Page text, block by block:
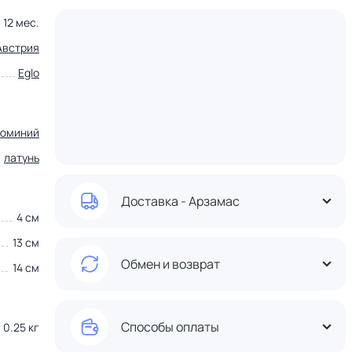
12 мес.
Eglo
латунь
4 см
13 см
14 см
0.25 кг
Доставка - Арзамас
Обмен и возврат
Способы оплаты